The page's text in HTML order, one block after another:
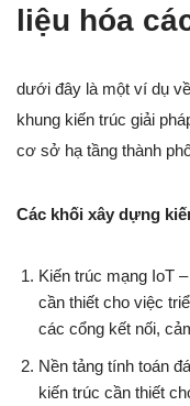
liệu hóa
dưới đây là một ví dụ
khung kiến trúc giải
cơ sở hạ tầng thành
Các khối xây dựng
Kiến trúc mạng IoT
cần thiết cho việc
các cổng kết nối,
Nền tảng tính toán
kiến trúc cần thiết